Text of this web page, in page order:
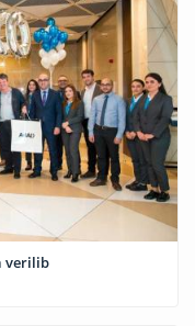
verilib